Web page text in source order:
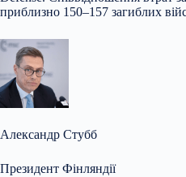
приблизно 150–157 загиблих
Александр Стубб
Президент Фінляндії